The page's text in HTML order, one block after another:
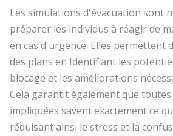
Les simulations d'évacuation sont
préparer les individus à réagir de
en cas d'urgence. Elles permettent
des plans en Identifiant les
blocage et les améliorations
Cela garantit également que
impliquées savent exactement ce
réduisant ainsi le stress et la